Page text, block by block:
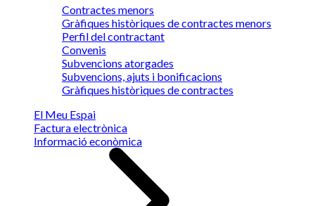
Contractes menors
Gràfiques històriques de contractes menors
Perfil del contractant
Convenis
Subvencions atorgades
Subvencions, ajuts i bonificacions
Gràfiques històriques de contractes
El Meu Espai
Factura electrònica
Informació econòmica